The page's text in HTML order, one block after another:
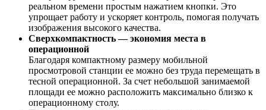
реальном времени простым нажатием кнопки. Это
упрощает работу и ускоряет контроль, помогая получать
изображения высокого качества.
Сверхкомпактность — экономия места в
операционной
Благодаря компактному размеру мобильной
просмотровой станции ее можно без труда перемещать в
тесной операционной. За счет небольшой занимаемой
площади ее можно расположить максимально близко к
операционному столу.